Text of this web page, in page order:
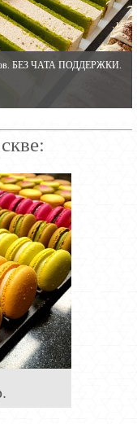
БЕЗ ЧАТА ПОДДЕРЖКИ.
БЕЗ ЧАТА ПОДДЕРЖКИ.